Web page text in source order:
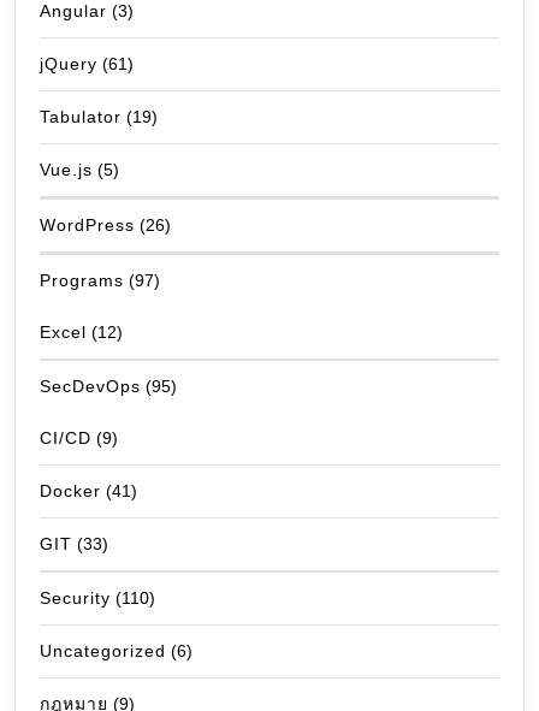
Angular (3)
jQuery (61)
Tabulator (19)
Vue.js (5)
WordPress (26)
Programs (97)
Excel (12)
SecDevOps (95)
CI/CD (9)
Docker (41)
GIT (33)
Security (110)
Uncategorized (6)
กฎหมาย (9)